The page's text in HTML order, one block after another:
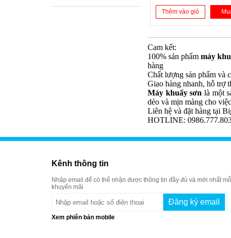
Thêm vào giỏ
Cam kết:
100% sản phẩm máy
hàng
Chất lượng sản phẩm và
Giao hàng nhanh, hỗ trợ
Máy khuấy sơn là một
dẻo và mịn màng cho
Liên hệ và đặt hàng tại
HOTLINE:
Kênh thông tin
Nhập email để có thể nhận được thông tin đầy đủ và mới nhất
khuyến mãi
Xem phiên bản mobile